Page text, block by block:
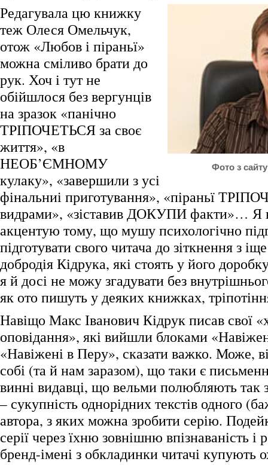
Фото з
Редагувала цю книжку
теж Олеся Омельчук,
отож «Любов і піраньї»
можна сміливо брати до
рук. Хоч і тут не
обійшлося без вергунців
на зразок «панічно
ТРІПОЧЕТЬСЯ за своє
життя», «в
НЕОБ’ЄМНОМУ
кулаку», «завершили з усі
фінальниі приготування», «піраньї
видрами», «зіставив ДОКУПИ факти»… Я
акцентую тому, що мушу психологічно
підготувати свого читача до зіткнення з
добродія Кідрука, які стоять у його
я й досі не можу згадувати без
як ото пишуть у деяких книжках,
Навіщо Макс Іванович Кідрук писав свої
оповідання», які вийшли блоками
«Навіжені в Перу», сказати важко. Може,
собі (та й нам заразом), що таки є
винні видавці, що вельми полюбляють так
– сукупність однорідних текстів одного
автора, з яких можна зробити серію.
серії через їхню зовнішню впізнаваність і
бренд-імені з обкладинки читачі купують